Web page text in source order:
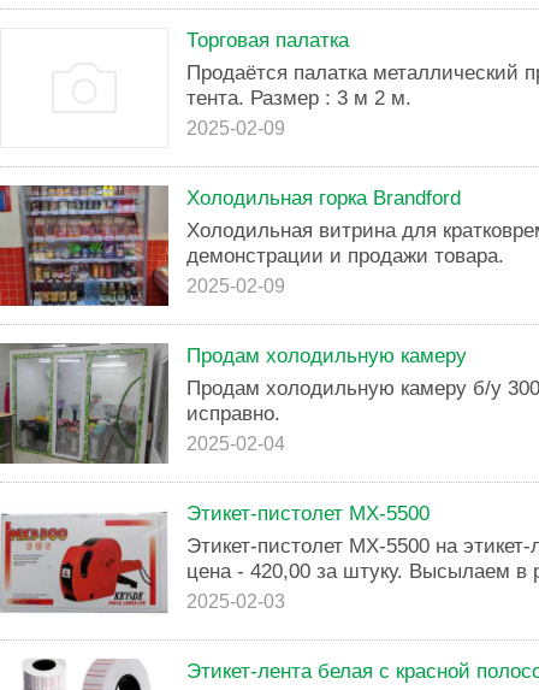
Торговая палатка
Продаётся палатка металлический
тента. Размер : 3 м 2 м.
2025-02-09
Холодильная горка Brandford
Холодильная витрина для
демонстрации и продажи товара.
2025-02-09
Продам холодильную камеру
Продам холодильную камеру б/у
исправно.
2025-02-04
Этикет-пистолет МХ-5500
Этикет-пистолет МХ-5500 на
цена - 420,00 за штуку. Высылаем в
2025-02-03
Этикет-лента белая с красной